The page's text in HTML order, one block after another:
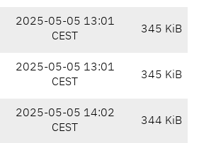
2025-05-05 13:01
CEST
345 KiB
2025-05-05 13:01
CEST
345 KiB
2025-05-05 14:02
CEST
344 KiB